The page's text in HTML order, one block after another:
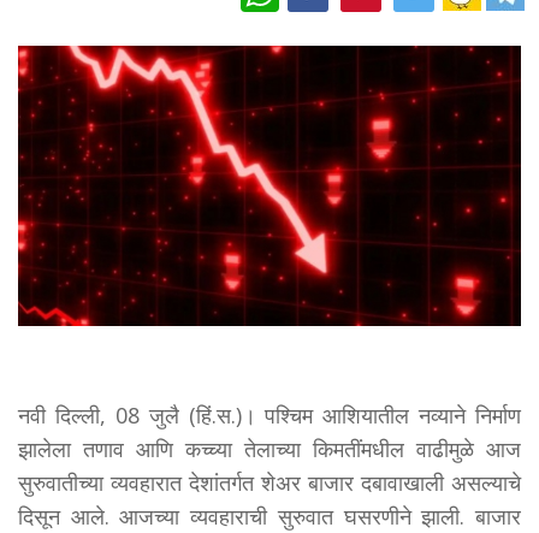
नवी दिल्ली, 08 जुलै (हिं.स.)। पश्चिम आशियातील नव्याने निर्माण
झालेला तणाव आणि कच्च्या तेलाच्या किमतींमधील वाढीमुळे आज
सुरुवातीच्या व्यवहारात देशांतर्गत शेअर बाजार दबावाखाली असल्याचे
दिसून आले. आजच्या व्यवहाराची सुरुवात घसरणीने झाली. बाजार